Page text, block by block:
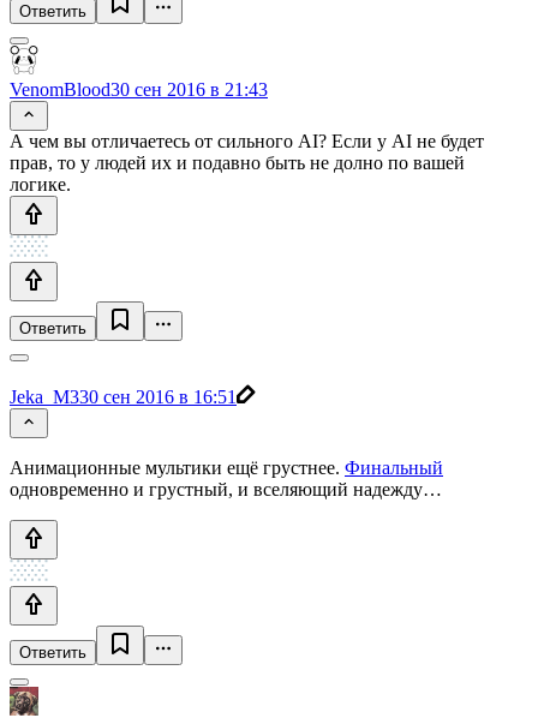
Ответить
VenomBlood30 сен 2016 в 21:43
А чем вы отличаетесь от сильного AI? Если у AI не будет
прав, то у людей их и подавно быть не долно по вашей
логике.
Ответить
Jeka_M330 сен 2016 в 16:51
Анимационные мультики ещё грустнее. Финальный
одновременно и грустный, и вселяющий надежду…
Ответить